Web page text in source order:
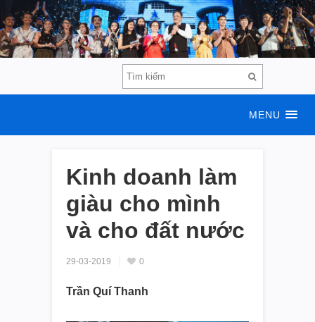
MENU
Kinh doanh làm
giàu cho mình
và cho đất nước
29-03-2019 0
Trần Quí Thanh